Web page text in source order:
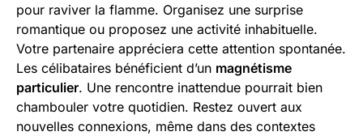
pour raviver la flamme. Organisez une surprise
romantique ou proposez une activité inhabituelle.
Votre partenaire appréciera cette attention spontanée.
Les célibataires bénéficient d’un magnétisme
particulier. Une rencontre inattendue pourrait bien
chambouler votre quotidien. Restez ouvert aux
nouvelles connexions, même dans des contextes